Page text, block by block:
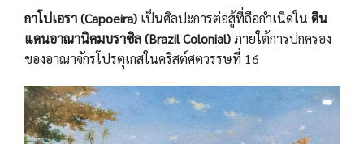
กาโปเอรา(Capoeira) เป็นศิลปะการต่อสู้ที่ถือกำเนิดใน ดิน
แดนอาณานิคมบราซิล (Brazil Colonial)ภายใต้การปกครอง
ของอาณาจักรโปรตุเกสในคริสต์ศตวรรษที่ 16